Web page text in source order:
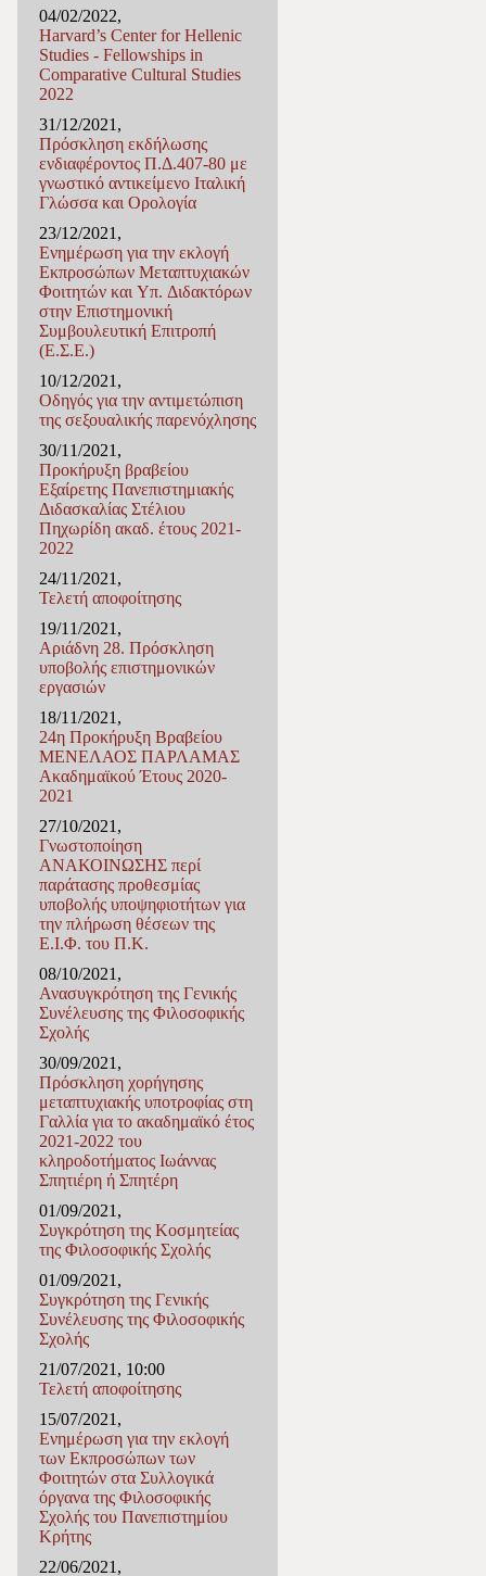
04/02/2022,
Harvard’s Center for Hellenic
Studies - Fellowships in
Comparative Cultural Studies
2022
31/12/2021,
Πρόσκληση εκδήλωσης
ενδιαφέροντος Π.Δ.407-80 με
γνωστικό αντικείμενο Ιταλική
Γλώσσα και Ορολογία
23/12/2021,
Ενημέρωση για την εκλογή
Εκπροσώπων Μεταπτυχιακών
Φοιτητών και Υπ. Διδακτόρων
στην Επιστημονική
Συμβουλευτική Επιτροπή
(Ε.Σ.Ε.)
10/12/2021,
Οδηγός για την αντιμετώπιση
της σεξουαλικής παρενόχλησης
30/11/2021,
Προκήρυξη βραβείου
Εξαίρετης Πανεπιστημιακής
Διδασκαλίας Στέλιου
Πηχωρίδη ακαδ. έτους 2021-
2022
24/11/2021,
Τελετή αποφοίτησης
19/11/2021,
Αριάδνη 28. Πρόσκληση
υποβολής επιστημονικών
εργασιών
18/11/2021,
24η Προκήρυξη Βραβείου
ΜΕΝΕΛΑΟΣ ΠΑΡΛΑΜΑΣ
Ακαδημαϊκού Έτους 2020-
2021
27/10/2021,
Γνωστοποίηση
ΑΝΑΚΟΙΝΩΣΗΣ περί
παράτασης προθεσμίας
υποβολής υποψηφιοτήτων για
την πλήρωση θέσεων της
Ε.Ι.Φ. του Π.K.
08/10/2021,
Ανασυγκρότηση της Γενικής
Συνέλευσης της Φιλοσοφικής
Σχολής
30/09/2021,
Πρόσκληση χορήγησης
μεταπτυχιακής υποτροφίας στη
Γαλλία για το ακαδημαϊκό έτος
2021-2022 του
κληροδοτήματος Ιωάννας
Σπητιέρη ή Σπητέρη
01/09/2021,
Συγκρότηση της Κοσμητείας
της Φιλοσοφικής Σχολής
01/09/2021,
Συγκρότηση της Γενικής
Συνέλευσης της Φιλοσοφικής
Σχολής
21/07/2021, 10:00
Τελετή αποφοίτησης
15/07/2021,
Ενημέρωση για την εκλογή
των Εκπροσώπων των
Φοιτητών στα Συλλογικά
όργανα της Φιλοσοφικής
Σχολής του Πανεπιστημίου
Κρήτης
22/06/2021,